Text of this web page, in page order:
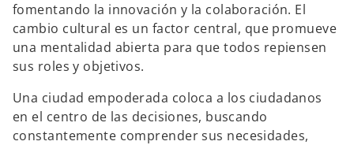
fomentando la innovación y la colaboración. El
cambio cultural es un factor central, que promueve
una mentalidad abierta para que todos repiensen
sus roles y objetivos.
Una ciudad empoderada coloca a los ciudadanos
en el centro de las decisiones, buscando
constantemente comprender sus necesidades,